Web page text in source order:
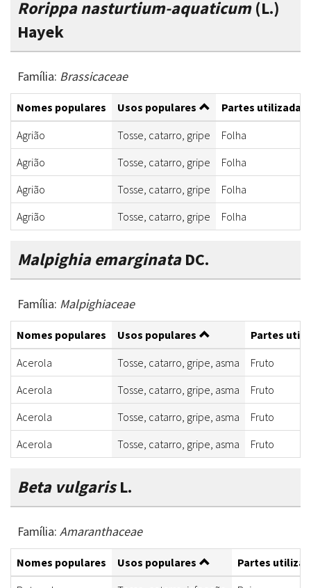
Rorippa nasturtium-aquaticum(L.)
Hayek
Família: Brassicaceae
Nomes populares Usos populares
Partes utilizadas
Agrião
Tosse, catarro, gripe
Folha
Agrião
Tosse, catarro, gripe
Folha
Agrião
Tosse, catarro, gripe
Folha
Agrião
Tosse, catarro, gripe Folha
Malpighia emarginataDC.
Família: Malpighiaceae
Nomes populares Usos populares
Partes
Acerola
Tosse, catarro, gripe, asma
Fruto
Acerola
Tosse, catarro, gripe, asma
Fruto
Acerola
Tosse, catarro, gripe, asma
Fruto
Acerola
Tosse, catarro, gripe, asma Fruto
Beta vulgarisL.
Família: Amaranthaceae
Nomes populares Usos populares
Partes